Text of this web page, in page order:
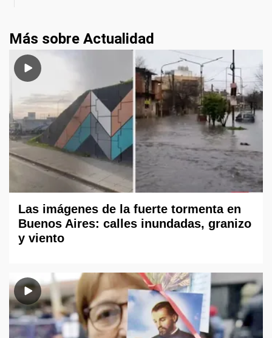
Más sobre Actualidad
Las imágenes de la fuerte tormenta en
Buenos Aires: calles inundadas, granizo
y viento